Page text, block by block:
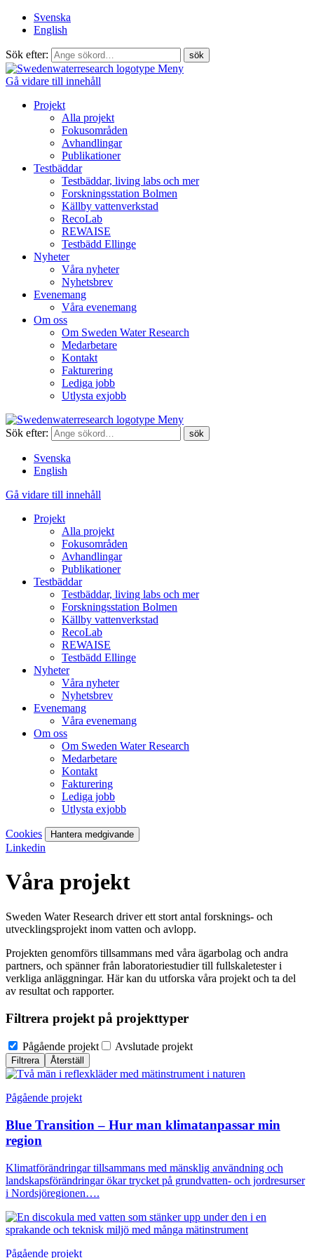
Svenska
English
Sök efter:
Meny
Gå vidare till innehåll
Projekt
Alla projekt
Fokusområden
Avhandlingar
Publikationer
Testbäddar
Testbäddar, living labs och mer
Forskningsstation Bolmen
Källby vattenverkstad
RecoLab
REWAISE
Testbädd Ellinge
Nyheter
Våra nyheter
Nyhetsbrev
Evenemang
Våra evenemang
Om oss
Om Sweden Water Research
Medarbetare
Kontakt
Fakturering
Lediga jobb
Utlysta exjobb
Meny
Sök efter:
Svenska
English
Gå vidare till innehåll
Projekt
Alla projekt
Fokusområden
Avhandlingar
Publikationer
Testbäddar
Testbäddar, living labs och mer
Forskningsstation Bolmen
Källby vattenverkstad
RecoLab
REWAISE
Testbädd Ellinge
Nyheter
Våra nyheter
Nyhetsbrev
Evenemang
Våra evenemang
Om oss
Om Sweden Water Research
Medarbetare
Kontakt
Fakturering
Lediga jobb
Utlysta exjobb
Cookies Hantera medgivande
Linkedin
Våra projekt
Sweden Water Research driver ett stort antal forsknings- och
utvecklingsprojekt inom vatten och avlopp.
Projekten genomförs tillsammans med våra ägarbolag och andra
partners, och spänner från laboratoriestudier till fullskaletester i
verkliga anläggningar. Här kan du utforska våra projekt och ta del
av resultat och rapporter.
Filtrera projekt på projekttyper
Pågående projekt Avslutade projekt
Filtrera Återställ
Pågående projekt
Blue Transition – Hur man klimatanpassar min
region
Klimatförändringar tillsammans med mänsklig användning och
landskapsförändringar ökar trycket på grundvatten- och jordresurser
i Nordsjöregionen….
Pågående projekt